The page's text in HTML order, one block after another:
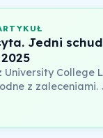
Jedni
University College
z